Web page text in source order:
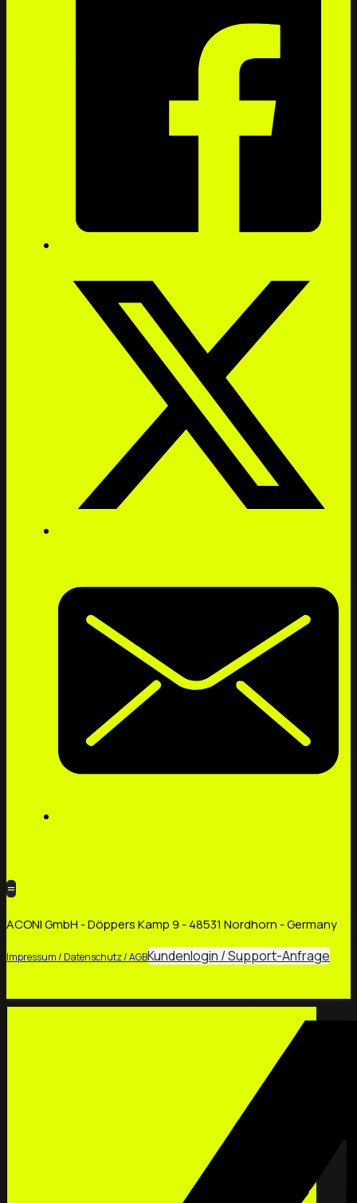
=
ACONI GmbH - Döppers Kamp 9 - 48531 Nordhorn - Germany
Impressum / Datenschutz / AGBKundenlogin / Support-Anfrage